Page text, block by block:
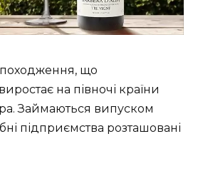
походження, що
на півночі країни
Займаються випуском
підприємства розташовані